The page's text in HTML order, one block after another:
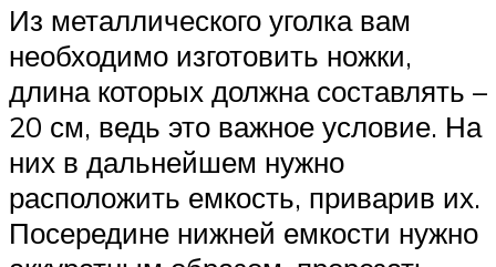
Из металлического уголка вам
необходимо изготовить ножки,
длина которых должна составлять –
20 см, ведь это важное условие. На
них в дальнейшем нужно
расположить емкость, приварив их.
Посередине нижней емкости нужно